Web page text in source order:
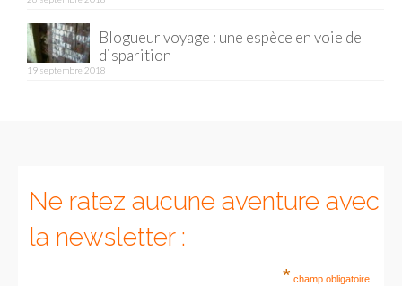
Blogueur voyage : une espèce en voie de
disparition
19 septembre 2018
Ne ratez aucune aventure avec
la newsletter :
* champ obligatoire